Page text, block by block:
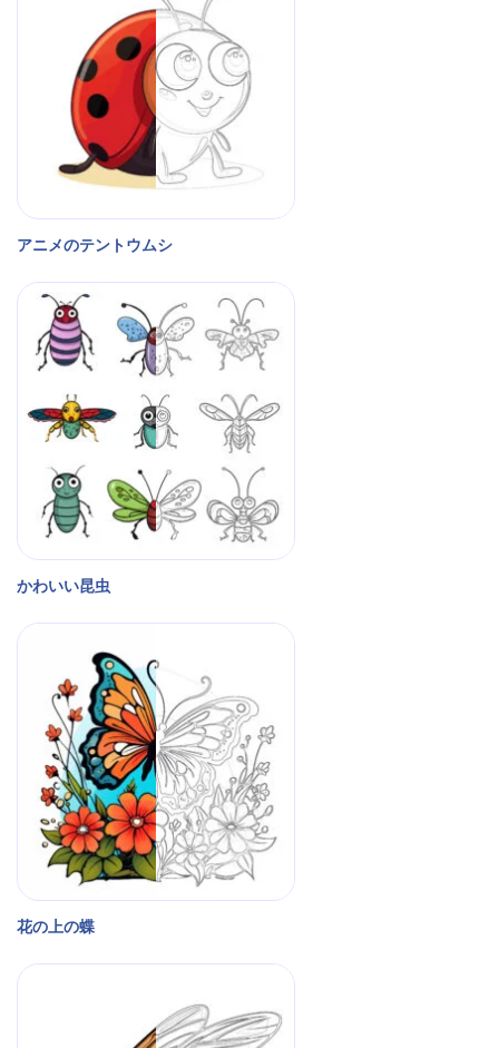
アニメのテントウムシ
かわいい昆虫
花の上の蝶